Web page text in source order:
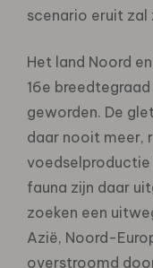
scenario eruit zal
Het land Noord
16e
geworden. De
daar nooit meer,
fauna zijn daar
zoeken een
Azië, Noord-
overstroomd